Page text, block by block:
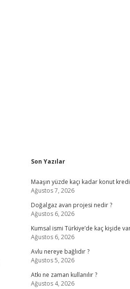
Sidebar
Son Yazılar
Maaşın yüzde kaçı kadar konut
Ağustos 7, 2026
Doğalgaz avan projesi nedir ?
Ağustos 6, 2026
Kumsal ismi Türkiye’de kaç kişide
Ağustos 6, 2026
Avlu nereye bağlıdır ?
Ağustos 5, 2026
Atkı ne zaman kullanılır ?
Ağustos 4, 2026